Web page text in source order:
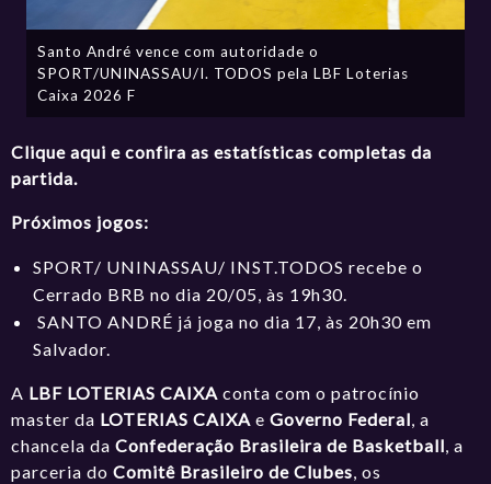
Santo André vence com autoridade o
SPORT/UNINASSAU/I. TODOS pela LBF Loterias
Caixa 2026 F
Clique aqui e confira as estatísticas completas da
partida.
Próximos jogos:
SPORT/ UNINASSAU/ INST.TODOS recebe o
Cerrado BRB no dia 20/05, às 19h30.
SANTO ANDRÉ já joga no dia 17, às 20h30 em
Salvador.
A LBF LOTERIAS CAIXAconta com o patrocínio
master da LOTERIAS CAIXA eGoverno Federal, a
chancela daConfederação Brasileira de Basketball, a
parceria do Comitê Brasileiro de Clubes, os